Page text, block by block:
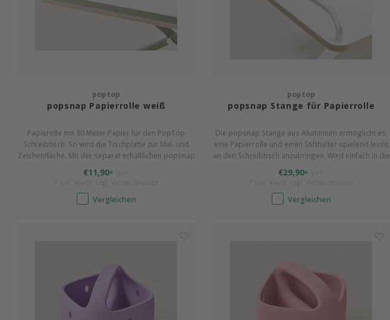
poptop
popsnap Papierrolle weiß
Papierolle mit 30 Meter Papier für den PopTop
Schreibtisch. So wird die Tischplatte zur Mal- und
Zeichenfläche. Mit der separat erhältlichen popsnap
€11,90*
Vergleichen
poptop
popsnap Stange für Papierrolle
Die popsnap Stange aus Aluminium ermöglicht es,
eine Papierrolle und einen Stifthalter spielend leicht
an den Schreibtisch anzubringen. Wird einfach in die
€29,90*
Vergleichen